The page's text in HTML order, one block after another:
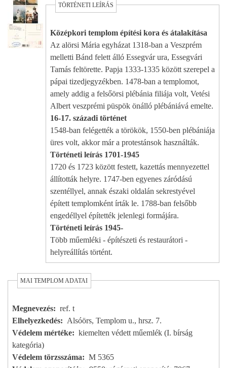
TÖRTÉNETI LEÍRÁS
Középkori templom építési kora és átalakítása
Az alörsi Mária egyházat 1318-ban a Veszprém
melletti Bánd felett álló Essegvár ura, Essegvári
Tamás feltörette. Papja 1333-1335 között szerepel a
pápai tizedjegyzékben. 1478-ban a templomot,
amely addig a felsőörsi plébánia filiája volt, Vetési
Albert veszprémi püspök önálló plébániává emelte.
16-17. századi történet
1548-ban felégették a törökök, 1550-ben plébániája
üres volt, akkor már a protestánsok használták.
Történeti leírás 1701-1945
1720 és 1723 között festett, kazettás mennyezettel
állították helyre. 1747-ben egyenes záródású
szentéllyel, annak északi oldalán sekrestyével
épített templomként írták le. 1788-ban felsőbb
engedéllyel építették jelenlegi formájára.
Történeti leírás 1945-
Több műemléki - építészeti és restaurátori -
helyreállítás történt.
MAI TEMPLOM ADATAI
Megnevezés
ref. t
Elhelyezkedés
Alsóörs, Templom u., hrsz. 7.
Védelem mértéke
kiemelten védett műemlék (I. bírság
kategória)
Védelem törzsszáma
M 5365